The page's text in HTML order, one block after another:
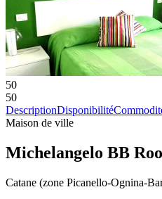
50
50
DescriptionDisponibilité
Maison de ville
Michelangelo BB
Catane (zone Picanello-Ognina-